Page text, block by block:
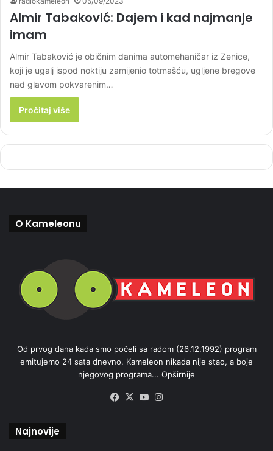
Almir Tabaković: Dajem i kad najmanje
imam
Almir Tabaković je običnim danima automehaničar iz Zenice,
koji je ugalj ispod noktiju zamijenio totmašću, ugljene bregove
nad glavom pokvarenim…
Pročitaj više
O Kameleonu
Od prvog dana kada smo počeli sa radom (26.12.1992) program
emitujemo 24 sata dnevno. Kameleon nikada nije stao, a boje
njegovog programa... Opširnije
Facebook
X YouTube
Najnovije